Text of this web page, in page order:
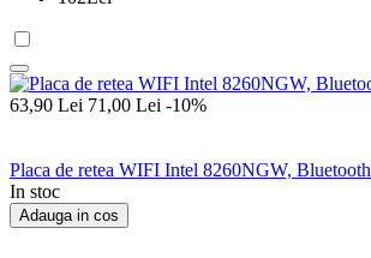
63,90 Lei 71,00 Lei -10%
Placa de retea WIFI Intel 8260NGW, Bluetooth
In stoc
Adauga in cos